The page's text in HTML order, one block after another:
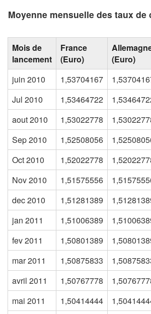
Moyenne mensuelle des taux
Mois de
lancement
France
(Euro)
(Euro)
juin 2010 1,53704167
Jul 2010
1,53464722
aout 2010
1,53022778
Sep 2010
1,52508056
Oct 2010
1,52022778
Nov 2010
1,51575556
dec 2010
1,51281389
jan 2011
1,51006389
fev 2011
1,50801389
mar 2011
1,50875833
avril 2011
1,50767778
mai 2011
1,50414444